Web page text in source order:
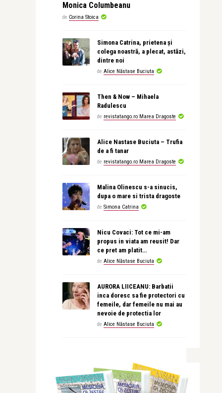
Monica Columbeanu
de Corina Stoica
Simona Catrina, prietena și
colega noastră, a plecat, astăzi,
dintre noi
de Alice Năstase Buciuta
Then & Now – Mihaela
Radulescu
de revistatango.ro Marea Dragoste
Alice Nastase Buciuta – Trufia
de a fi tanar
de revistatango.ro Marea Dragoste
Malina Olinescu s-a sinucis,
dupa o mare si trista dragoste
de Simona Catrina
Nicu Covaci: Tot ce mi-am
propus in viata am reusit! Dar
ce pret am platit…
de Alice Năstase Buciuta
AURORA LIICEANU: Barbatii
inca doresc sa fie protectori cu
femeile, dar femeile nu mai au
nevoie de protectia lor
de Alice Năstase Buciuta